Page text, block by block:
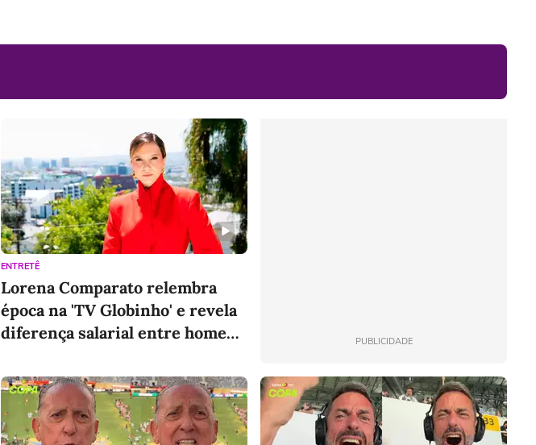
ENTRETÊ
Lorena Comparato relembra
época na 'TV Globinho' e revela
diferença salarial entre homens
PUBLICIDADE